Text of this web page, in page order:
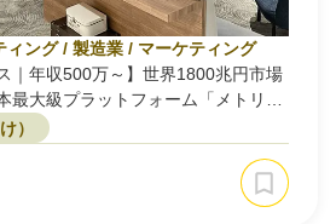
ィング / 製造業 / マーケティング
｜年収500万～】世界1800兆円市場
最大級プラットフォーム「メトリ
勤務/第二新卒歓迎）
）